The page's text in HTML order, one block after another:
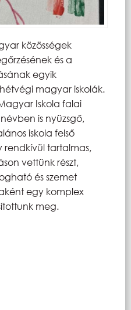
közösségek
és a
egyik
magyar iskolák.
Iskola falai
is nyüzsgő,
iskola felső
tartalmas,
vettünk részt,
és szemet
egy komplex
meg.